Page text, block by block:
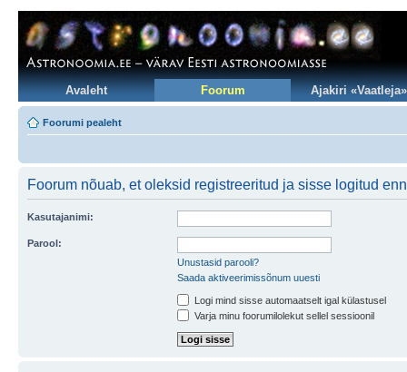
Avaleht Foorum Ajakiri «Vaatleja»
Foorumi pealeht
Foorum nõuab, et oleksid registreeritud ja sisse logitud
Kasutajanimi:
Parool:
Unustasid parooli?
Saada aktiveerimissõnum uuesti
Logi mind sisse automaatselt igal külastusel
Varja minu foorumilolekut sellel sessioonil